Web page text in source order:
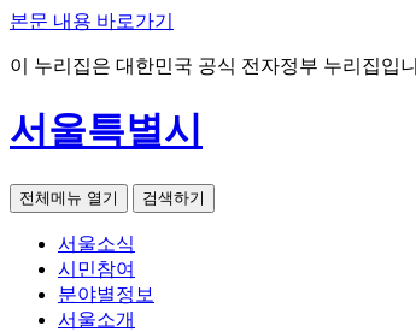
본문 내용 바로가기
이 누리집은 대한민국 공식 전자정부 누리집입
서울특별시
전체메뉴 열기 검색하기
서울소식
시민참여
분야별정보
서울소개